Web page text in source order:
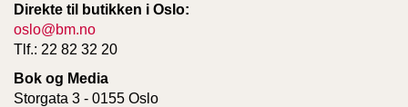
Direkte til butikken i Oslo:
oslo@bm.no
Tlf.: 22 82 32 20
Bok og Media
Storgata 3 - 0155 Oslo